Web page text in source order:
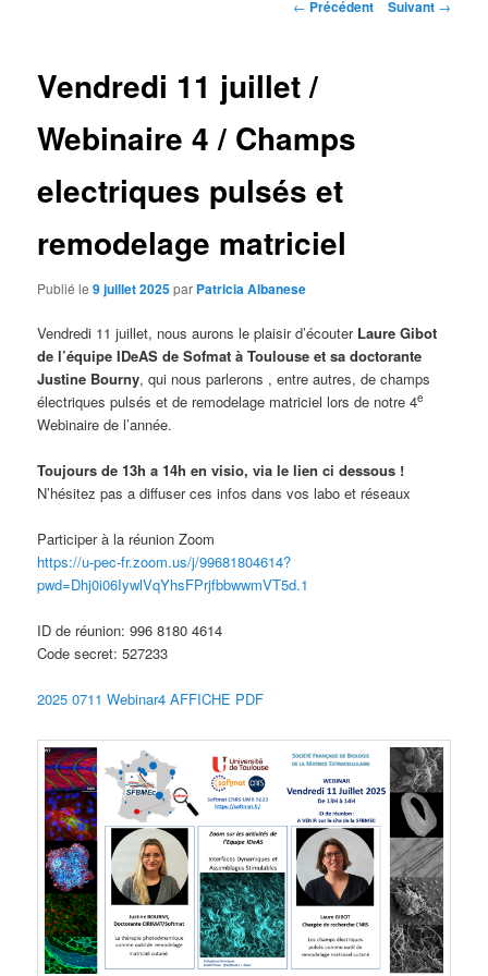
← Précédent Suivant →
Vendredi 11 juillet /
Webinaire 4 / Champs
electriques pulsés et
remodelage matriciel
Publié le9 juillet 2025par Patricia Albanese
Vendredi 11 juillet, nous aurons le plaisir d’écouter Laure Gibot
de l’équipe IDeAS de Sofmat à Toulouse et sa doctorante
Justine Bourny, qui nous parlerons , entre autres, de champs
électriques pulsés et de remodelage matriciel lors de notre 4e
Webinaire de l’année.
Toujours de 13h a 14h en visio, via le lien ci dessous !
N’hésitez pas a diffuser ces infos dans vos labo et réseaux
Participer à la réunion Zoom
https://u-pec-fr.zoom.us/j/99681804614?
pwd=Dhj0i06IywlVqYhsFPrjfbbwwmVT5d.1
ID de réunion: 996 8180 4614
Code secret: 527233
2025 0711 Webinar4 AFFICHE PDF